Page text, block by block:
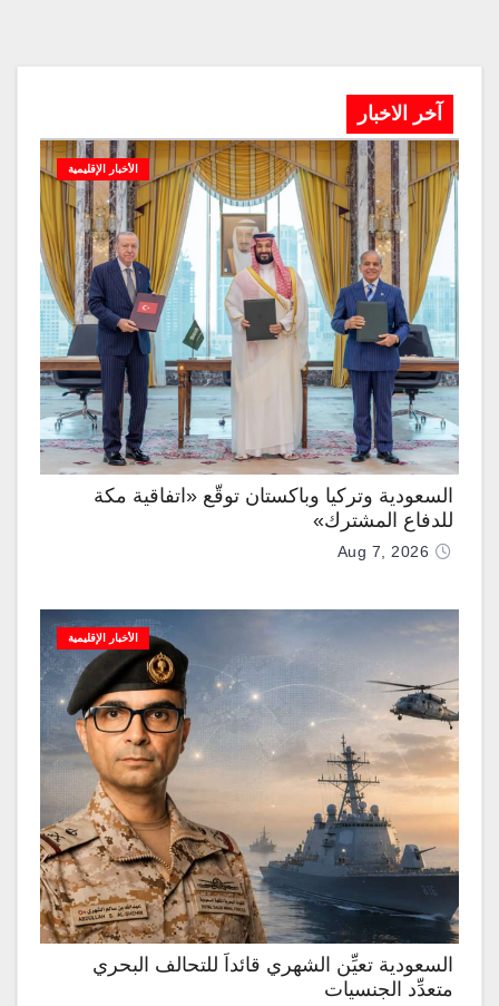
آخر الاخبار
الأخبار الإقليمية
السعودية وتركيا وباكستان توقّع «اتفاقية مكة
للدفاع المشترك»
Aug 7, 2026
الأخبار الإقليمية
السعودية تعيِّن الشهري قائداً للتحالف البحري
متعدِّد الجنسيات